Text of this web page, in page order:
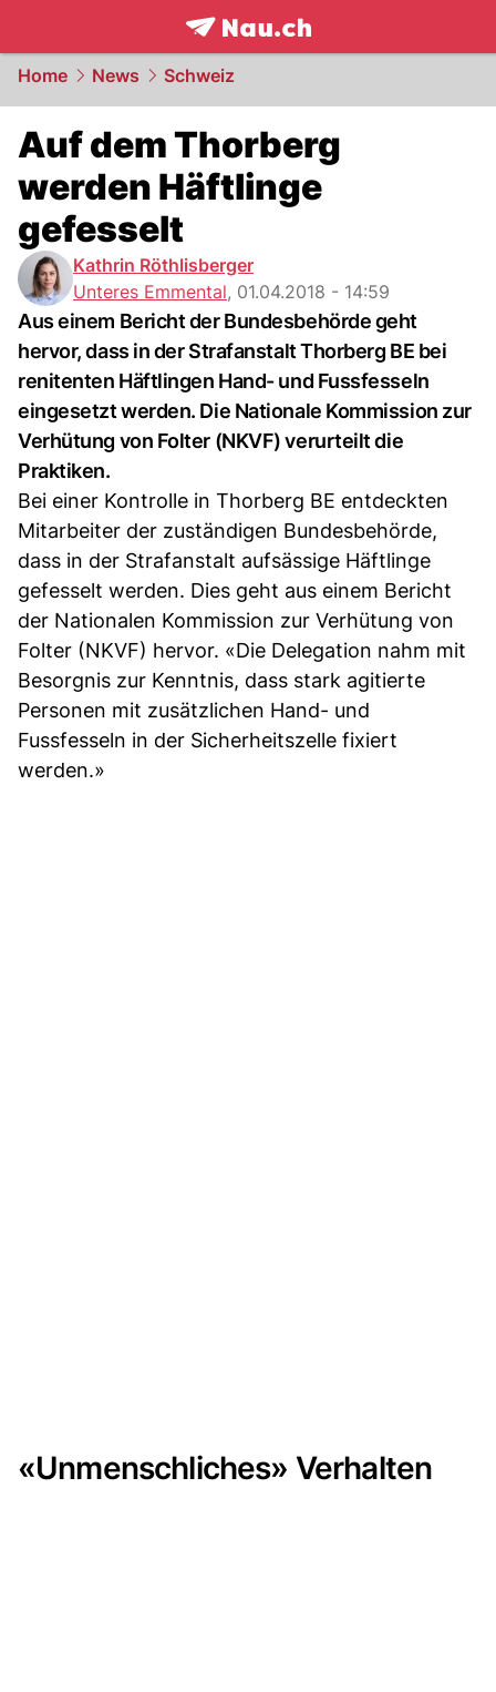
frontpage.NAU.ch
Home News Schweiz
Auf dem Thorberg
werden Häftlinge
gefesselt
Kathrin Röthlisberger
Unteres Emmental, 01.04.2018 - 14:59
Aus einem Bericht der Bundesbehörde geht
hervor, dass in der Strafanstalt Thorberg BE bei
renitenten Häftlingen Hand- und Fussfesseln
eingesetzt werden. Die Nationale Kommission zur
Verhütung von Folter (NKVF) verurteilt die
Praktiken.
Bei einer Kontrolle in Thorberg BE entdeckten
Mitarbeiter der zuständigen Bundesbehörde,
dass in der Strafanstalt aufsässige Häftlinge
gefesselt werden. Dies geht aus einem Bericht
der Nationalen Kommis­sion zur Verhütung von
Folter (NKVF) hervor. «Die Delegation nahm mit
Besorgnis zur Kenntnis, dass stark agitierte
Personen mit zusätzlichen Hand- und
Fussfesseln in der Sicherheitszelle fixiert
werden.»
«Unmenschliches» Verhalten